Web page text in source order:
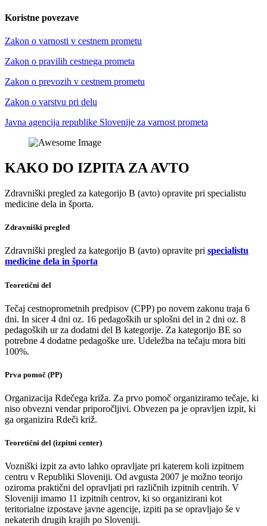
Koristne povezave
Zakon o varnosti v cestnem prometu
Zakon o pravilih cestnega prometa
Zakon o prevozih v cestnem prometu
Zakon o varstvu pri delu
Javna agencija republike Slovenije za varnost prometa
KAKO DO IZPITA ZA AVTO
Zdravniški pregled za kategorijo B (avto) opravite pri specialistu
medicine dela in športa.
Zdravniški pregled
Zdravniški pregled za kategorijo B (avto) opravite pri specialistu
medicine dela in športa
Teoretični del
Tečaj cestnoprometnih predpisov (CPP) po novem zakonu traja 6
dni. In sicer 4 dni oz. 16 pedagoških ur splošni del in 2 dni oz. 8
pedagoških ur za dodatni del B kategorije. Za kategorijo BE so
potrebne 4 dodatne pedagoške ure. Udeležba na tečaju mora biti
100%.
Prva pomoč (PP)
Organizacija Rdečega križa. Za prvo pomoč organiziramo tečaje, ki
niso obvezni vendar priporočljivi. Obvezen pa je opravljen izpit, ki
ga organizira Rdeči križ.
Teoretični del (izpitni center)
Vozniški izpit za avto lahko opravljate pri katerem koli izpitnem
centru v Republiki Sloveniji. Od avgusta 2007 je možno teorijo
oziroma praktični del opravljati pri različnih izpitnih centrih. V
Sloveniji imamo 11 izpitnih centrov, ki so organizirani kot
teritorialne izpostave javne agencije, izpiti pa se opravljajo še v
nekaterih drugih krajih po Sloveniji.